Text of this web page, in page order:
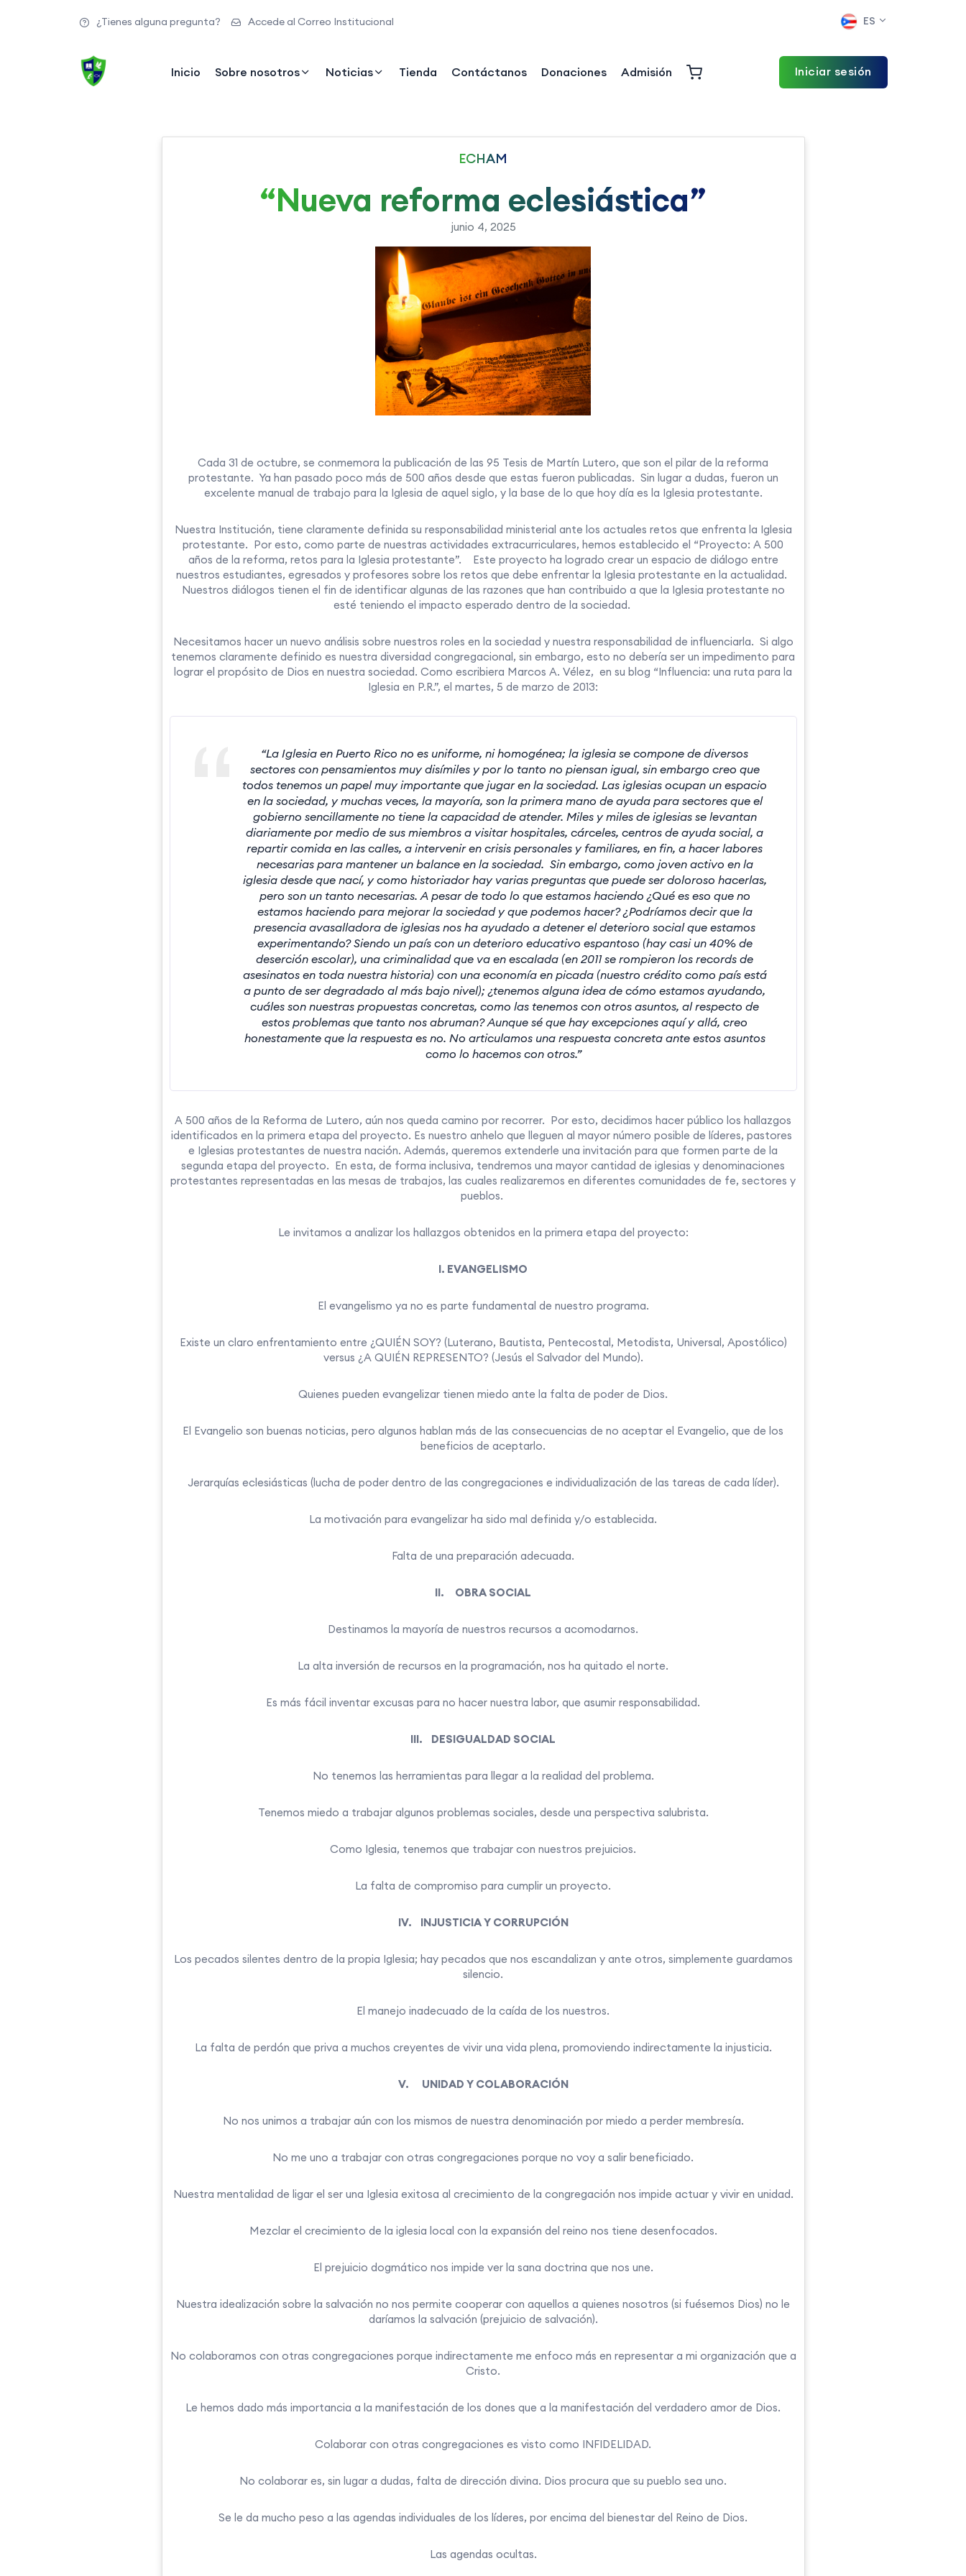
¿Tienes alguna pregunta? Accede al Correo Institucional ES
Inicio Sobre nosotros Noticias Tienda Contáctanos Donaciones Admisión Iniciar sesión
ECHAM
“Nueva reforma eclesiástica”
junio 4, 2025
Cada 31 de octubre, se conmemora la publicación de las 95 Tesis de Martín Lutero, que son el pilar de la reforma
protestante. Ya han pasado poco más de 500 años desde que estas fueron publicadas. Sin lugar a dudas, fueron un
excelente manual de trabajo para la Iglesia de aquel siglo, y la base de lo que hoy día es la Iglesia protestante.
Nuestra Institución, tiene claramente definida su responsabilidad ministerial ante los actuales retos que enfrenta la Iglesia
protestante. Por esto, como parte de nuestras actividades extracurriculares, hemos establecido el “Proyecto: A 500
años de la reforma, retos para la Iglesia protestante”. Este proyecto ha logrado crear un espacio de diálogo entre
nuestros estudiantes, egresados y profesores sobre los retos que debe enfrentar la Iglesia protestante en la actualidad.
Nuestros diálogos tienen el fin de identificar algunas de las razones que han contribuido a que la Iglesia protestante no
esté teniendo el impacto esperado dentro de la sociedad.
Necesitamos hacer un nuevo análisis sobre nuestros roles en la sociedad y nuestra responsabilidad de influenciarla. Si algo
tenemos claramente definido es nuestra diversidad congregacional, sin embargo, esto no debería ser un impedimento para
lograr el propósito de Dios en nuestra sociedad. Como escribiera Marcos A. Vélez, en su blog “Influencia: una ruta para la
Iglesia en P.R.”, el martes, 5 de marzo de 2013:
“La Iglesia en Puerto Rico no es uniforme, ni homogénea; la iglesia se compone de diversos
sectores con pensamientos muy disímiles y por lo tanto no piensan igual, sin embargo creo que
todos tenemos un papel muy importante que jugar en la sociedad. Las iglesias ocupan un espacio
en la sociedad, y muchas veces, la mayoría, son la primera mano de ayuda para sectores que el
gobierno sencillamente no tiene la capacidad de atender. Miles y miles de iglesias se levantan
diariamente por medio de sus miembros a visitar hospitales, cárceles, centros de ayuda social, a
repartir comida en las calles, a intervenir en crisis personales y familiares, en fin, a hacer labores
necesarias para mantener un balance en la sociedad. Sin embargo, como joven activo en la
iglesia desde que nací, y como historiador hay varias preguntas que puede ser doloroso hacerlas,
pero son un tanto necesarias. A pesar de todo lo que estamos haciendo ¿Qué es eso que no
estamos haciendo para mejorar la sociedad y que podemos hacer? ¿Podríamos decir que la
presencia avasalladora de iglesias nos ha ayudado a detener el deterioro social que estamos
experimentando? Siendo un país con un deterioro educativo espantoso (hay casi un 40% de
deserción escolar), una criminalidad que va en escalada (en 2011 se rompieron los records de
asesinatos en toda nuestra historia) con una economía en picada (nuestro crédito como país está
a punto de ser degradado al más bajo nivel); ¿tenemos alguna idea de cómo estamos ayudando,
cuáles son nuestras propuestas concretas, como las tenemos con otros asuntos, al respecto de
estos problemas que tanto nos abruman? Aunque sé que hay excepciones aquí y allá, creo
honestamente que la respuesta es no. No articulamos una respuesta concreta ante estos asuntos
como lo hacemos con otros.”
A 500 años de la Reforma de Lutero, aún nos queda camino por recorrer. Por esto, decidimos hacer público los hallazgos
identificados en la primera etapa del proyecto. Es nuestro anhelo que lleguen al mayor número posible de líderes, pastores
e Iglesias protestantes de nuestra nación. Además, queremos extenderle una invitación para que formen parte de la
segunda etapa del proyecto. En esta, de forma inclusiva, tendremos una mayor cantidad de iglesias y denominaciones
protestantes representadas en las mesas de trabajos, las cuales realizaremos en diferentes comunidades de fe, sectores y
pueblos.
Le invitamos a analizar los hallazgos obtenidos en la primera etapa del proyecto:
I. EVANGELISMO
El evangelismo ya no es parte fundamental de nuestro programa.
Existe un claro enfrentamiento entre ¿QUIÉN SOY? (Luterano, Bautista, Pentecostal, Metodista, Universal, Apostólico)
versus ¿A QUIÉN REPRESENTO? (Jesús el Salvador del Mundo).
Quienes pueden evangelizar tienen miedo ante la falta de poder de Dios.
El Evangelio son buenas noticias, pero algunos hablan más de las consecuencias de no aceptar el Evangelio, que de los
beneficios de aceptarlo.
Jerarquías eclesiásticas (lucha de poder dentro de las congregaciones e individualización de las tareas de cada líder).
La motivación para evangelizar ha sido mal definida y/o establecida.
Falta de una preparación adecuada.
II. OBRA SOCIAL
Destinamos la mayoría de nuestros recursos a acomodarnos.
La alta inversión de recursos en la programación, nos ha quitado el norte.
Es más fácil inventar excusas para no hacer nuestra labor, que asumir responsabilidad.
III. DESIGUALDAD SOCIAL
No tenemos las herramientas para llegar a la realidad del problema.
Tenemos miedo a trabajar algunos problemas sociales, desde una perspectiva salubrista.
Como Iglesia, tenemos que trabajar con nuestros prejuicios.
La falta de compromiso para cumplir un proyecto.
IV. INJUSTICIA Y CORRUPCIÓN
Los pecados silentes dentro de la propia Iglesia; hay pecados que nos escandalizan y ante otros, simplemente guardamos
silencio.
El manejo inadecuado de la caída de los nuestros.
La falta de perdón que priva a muchos creyentes de vivir una vida plena, promoviendo indirectamente la injusticia.
V. UNIDAD Y COLABORACIÓN
No nos unimos a trabajar aún con los mismos de nuestra denominación por miedo a perder membresía.
No me uno a trabajar con otras congregaciones porque no voy a salir beneficiado.
Nuestra mentalidad de ligar el ser una Iglesia exitosa al crecimiento de la congregación nos impide actuar y vivir en unidad.
Mezclar el crecimiento de la iglesia local con la expansión del reino nos tiene desenfocados.
El prejuicio dogmático nos impide ver la sana doctrina que nos une.
Nuestra idealización sobre la salvación no nos permite cooperar con aquellos a quienes nosotros (si fuésemos Dios) no le
daríamos la salvación (prejuicio de salvación).
No colaboramos con otras congregaciones porque indirectamente me enfoco más en representar a mi organización que a
Cristo.
Le hemos dado más importancia a la manifestación de los dones que a la manifestación del verdadero amor de Dios.
Colaborar con otras congregaciones es visto como INFIDELIDAD.
No colaborar es, sin lugar a dudas, falta de dirección divina. Dios procura que su pueblo sea uno.
Se le da mucho peso a las agendas individuales de los líderes, por encima del bienestar del Reino de Dios.
Las agendas ocultas.